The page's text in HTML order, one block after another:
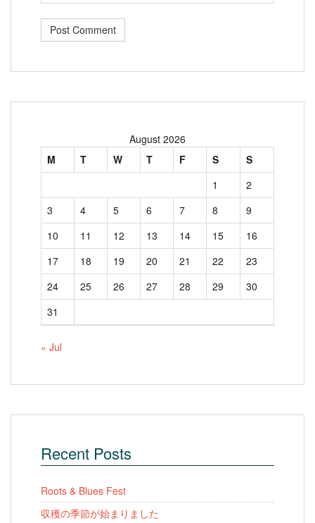
August 2026
M
T W T F S
S
1
2
3
4 5 6 7 8
9
10
11 12 13 14 15
16
17
18 19 20 21 22
23
24
25 26 27 28 29
30
31
« Jul
Recent Posts
Roots & Blues Fest
収穫の季節が始まりました